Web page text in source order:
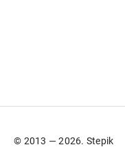
© 2013 — 2026. Stepik